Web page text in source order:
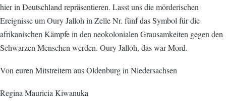
hier in Deutschland repräsentieren. Lasst uns die mörderischen
Ereignisse um Oury Jalloh in Zelle Nr. fünf das Symbol für die
afrikanischen Kämpfe in den neokolonialen Grausamkeiten gegen den
Schwarzen Menschen werden. Oury Jalloh, das war Mord.
Von euren Mitstreitern aus Oldenburg in Niedersachsen
Regina Mauricia Kiwanuka